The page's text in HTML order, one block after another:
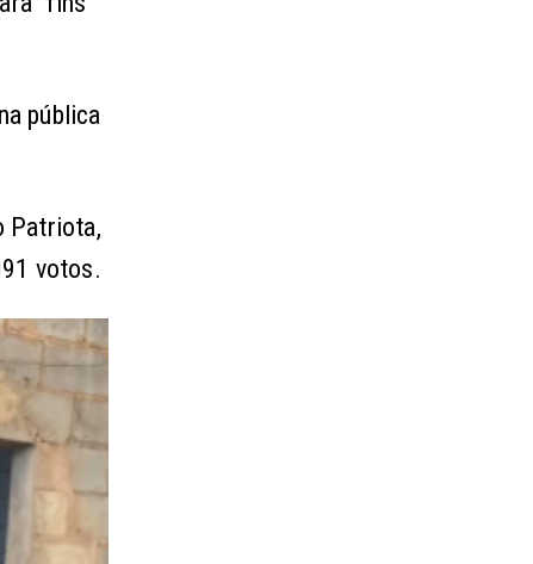
pública
Patriota,
votos.